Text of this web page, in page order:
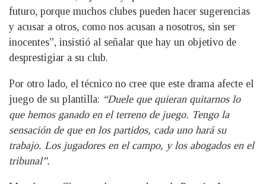
futuro, porque muchos clubes pueden hacer sugerencias
y acusar a otros, como nos acusan a nosotros, sin ser
inocentes”, insistió al señalar que hay un objetivo de
desprestigiar a su club.
Por otro lado, el técnico no cree que este drama afecte el
juego de su plantilla: “Duele que quieran quitarnos lo
que hemos ganado en el terreno de juego. Tengo la
sensación de que en los partidos, cada uno hará su
trabajo. Los jugadores en el campo, y los abogados en el
tribunal”.